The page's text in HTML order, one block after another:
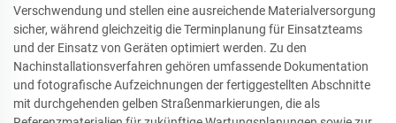
Verschwendung und stellen eine ausreichende Materialversorgung
sicher, während gleichzeitig die Terminplanung für Einsatzteams
und der Einsatz von Geräten optimiert werden. Zu den
Nachinstallationsverfahren gehören umfassende Dokumentation
und fotografische Aufzeichnungen der fertiggestellten Abschnitte
mit durchgehenden gelben Straßenmarkierungen, die als